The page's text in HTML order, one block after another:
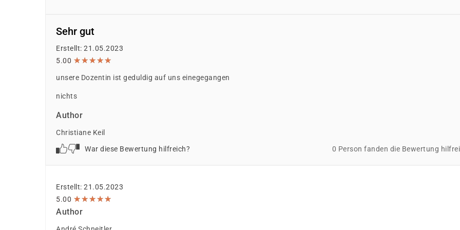
Sehr gut
Erstellt: 21.05.2023
5.00 ★★★★★
★★★★★
unsere Dozentin ist geduldig auf uns einegegangen
nichts
Author
Christiane Keil
War diese Bewertung hilfreich?
0 Person fanden die Bewertung
Erstellt: 21.05.2023
5.00 ★★★★★
★★★★★
Author